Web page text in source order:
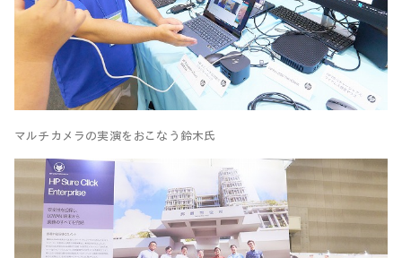
マルチカメラの実演をおこなう鈴木氏